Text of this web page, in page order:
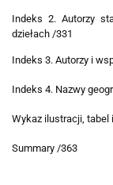
Indeks 2. Autorzy
dziełach /331
Indeks 3. Autorzy i
Indeks 4. Nazwy
Wykaz ilustracji,
Summary /363